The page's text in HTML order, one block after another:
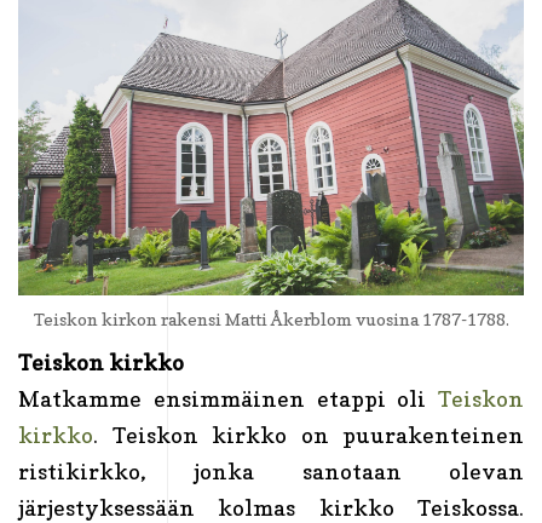
Teiskon kirkon rakensi Matti Åkerblom vuosina 1787-1788.
Teiskon kirkko
Matkamme ensimmäinen etappi oli Teiskon
kirkko. Teiskon kirkko on puurakenteinen
ristikirkko, jonka sanotaan olevan
järjestyksessään kolmas kirkko Teiskossa.